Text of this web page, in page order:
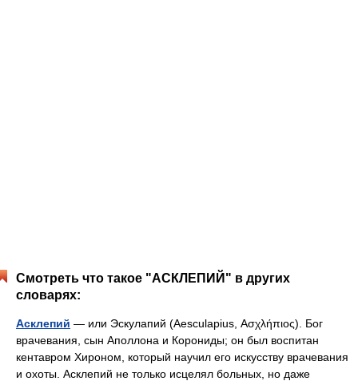
Смотреть что такое "АСКЛЕПИЙ" в других
словарях:
Асклепий — или Эскулапий (Aesculapius, Ασχλήπιος). Бог
врачевания, сын Аполлона и Корониды; он был воспитан
кентавром Хироном, который научил его искусству врачевания
и охоты. Асклепий не только исцелял больных, но даже